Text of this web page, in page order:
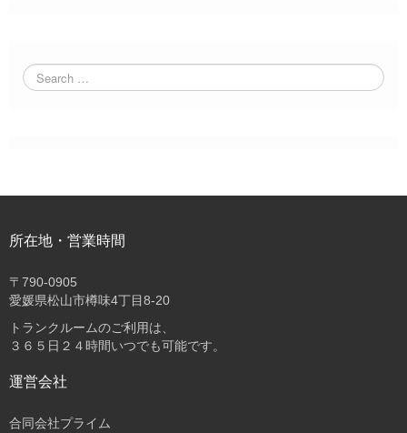
所在地・営業時間
〒 790-0905
愛媛県松山市樽味4丁目8-20
トランクルームのご利用は、
３６５日２４時間いつでも可能です。
運営会社
合同会社プライム